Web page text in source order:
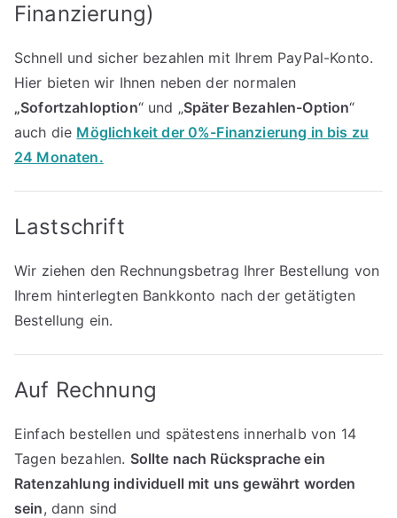
Finanzierung)
Schnell und sicher bezahlen mit Ihrem PayPal-Konto.
Hier bieten wir Ihnen neben der normalen
„Sofortzahloption“ und „Später Bezahlen-Option“
auch die Möglichkeit der 0%-Finanzierung in bis zu
24 Monaten.
Lastschrift
Wir ziehen den Rechnungsbetrag Ihrer Bestellung von
Ihrem hinterlegten Bankkonto nach der getätigten
Bestellung ein.
Auf Rechnung
Einfach bestellen und spätestens innerhalb von 14
Tagen bezahlen. Sollte nach Rücksprache ein
Ratenzahlung individuell mit uns gewährt worden
sein, dann sind